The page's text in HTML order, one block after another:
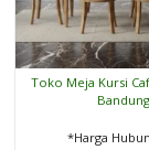
Toko Meja Kursi
Bandung
*Harga